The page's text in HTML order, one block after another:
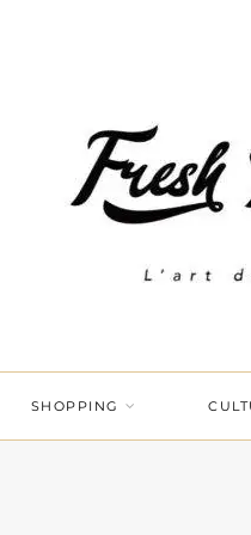
SHOPPING